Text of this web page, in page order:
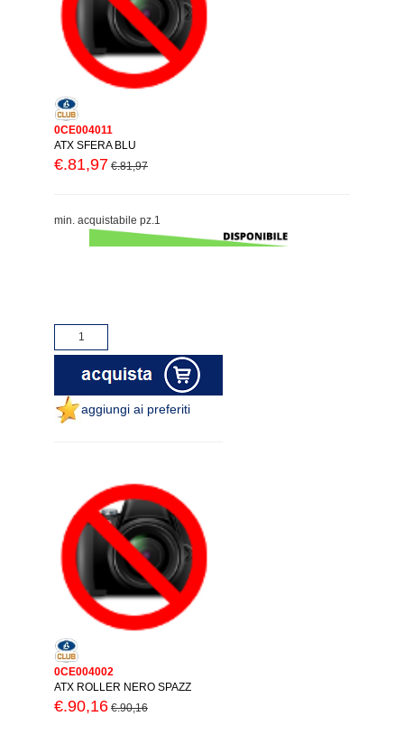
0CE004011
ATX SFERA BLU
€.81,97 €.81,97
min. acquistabile pz.1
aggiungi ai preferiti
0CE004002
ATX ROLLER NERO SPAZZ
€.90,16 €.90,16